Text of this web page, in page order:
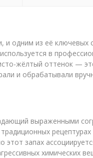
одним из её
в
жёлтый оттенок —
и обрабатывали
выраженными
запах
химических